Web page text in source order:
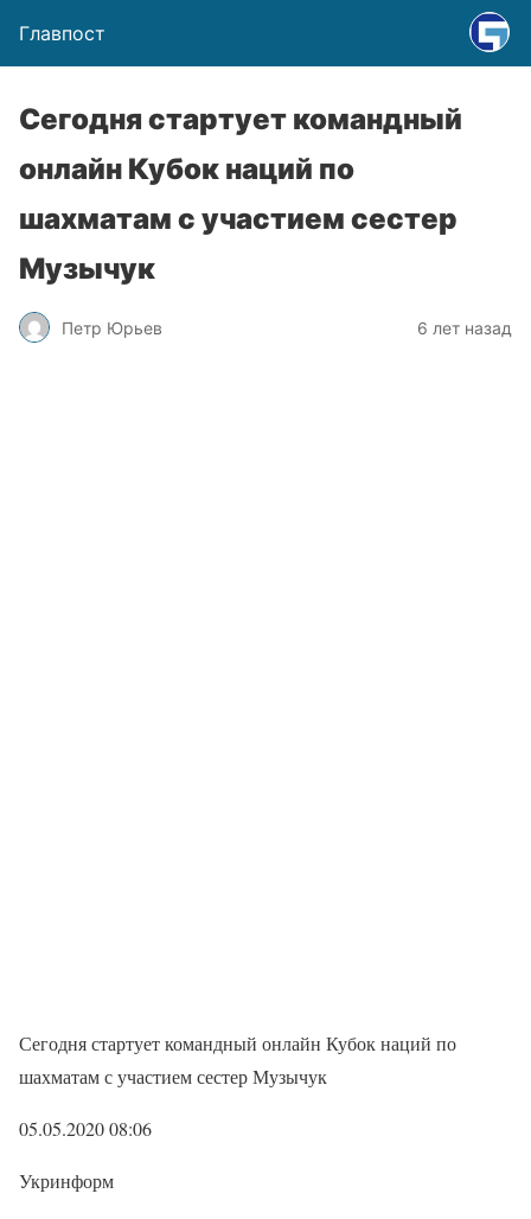
Главпост
Сегодня стартует командный
онлайн Кубок наций по
шахматам с участием сестер
Музычук
Петр Юрьев 6 лет назад
Сегодня стартует командный онлайн Кубок наций по
шахматам с участием сестер Музычук
05.05.2020 08:06
Укринформ